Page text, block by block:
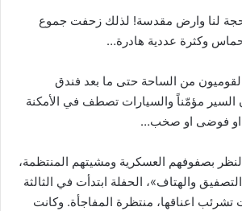
لنا وارض مقدسة! لذلك زحفت جموع
وكثرة عددية هادرة…
من الساحة حتى ما بعد فندق
السير مؤمّناً والسيارات تصطف في الأمكنة
او فوضى او صخب…
بصفوفهم العسكرية ومشيتهم المنتظمة،
والهتاف»، الحفلة ابتدأت في الثالثة
تشرئب اعناقها، منتظرة المفاجأة. وكانت